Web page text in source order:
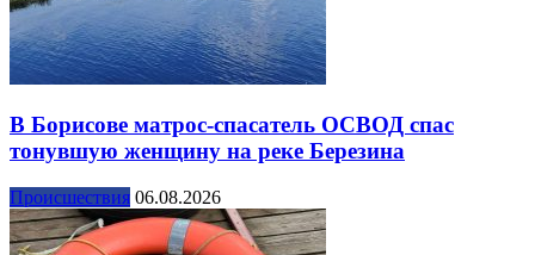
В Борисове матрос-спасатель ОСВОД спас
тонувшую женщину на реке Березина
Происшествия 06.08.2026